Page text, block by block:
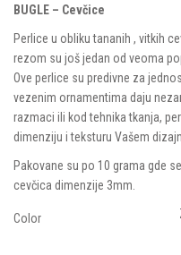
BUGLE – Cevčice
Perlice u obliku tananih , vitkih
rezom su još jedan od veoma
Ove perlice su predivne za
vezenim ornamentima daju
razmaci ili kod tehnika tkanja,
dimenziju i teksturu Vašem
Pakovane su po 10 grama gde
cevčica dimenzije 3mm.
Color